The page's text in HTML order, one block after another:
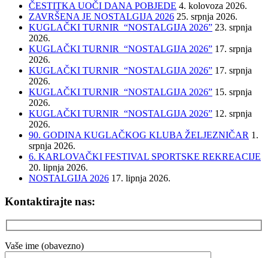
ČESTITKA UOČI DANA POBJEDE 4. kolovoza 2026.
ZAVRŠENA JE NOSTALGIJA 2026 25. srpnja 2026.
KUGLAČKI TURNIR “NOSTALGIJA 2026” 23. srpnja
2026.
KUGLAČKI TURNIR “NOSTALGIJA 2026” 17. srpnja
2026.
KUGLAČKI TURNIR “NOSTALGIJA 2026” 17. srpnja
2026.
KUGLAČKI TURNIR “NOSTALGIJA 2026” 15. srpnja
2026.
KUGLAČKI TURNIR “NOSTALGIJA 2026” 12. srpnja
2026.
90. GODINA KUGLAČKOG KLUBA ŽELJEZNIČAR 1.
srpnja 2026.
6. KARLOVAČKI FESTIVAL SPORTSKE REKREACIJE
20. lipnja 2026.
NOSTALGIJA 2026 17. lipnja 2026.
Kontaktirajte nas:
Vaše ime (obavezno)